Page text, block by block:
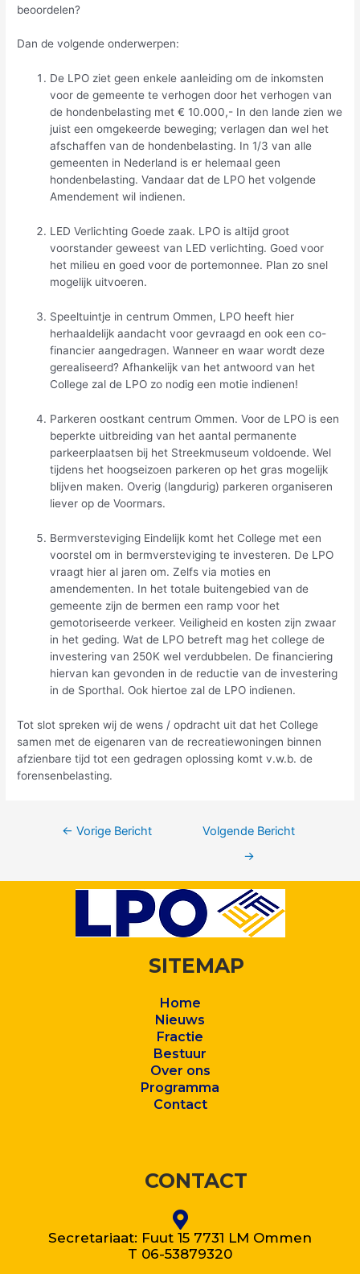
beoordelen?
Dan de volgende onderwerpen:
De LPO ziet geen enkele aanleiding om de inkomsten
voor de gemeente te verhogen door het verhogen van
de hondenbelasting met € 10.000,- In den lande zien we
juist een omgekeerde beweging; verlagen dan wel het
afschaffen van de hondenbelasting. In 1/3 van alle
gemeenten in Nederland is er helemaal geen
hondenbelasting. Vandaar dat de LPO het volgende
Amendement wil indienen.
LED Verlichting Goede zaak. LPO is altijd groot
voorstander geweest van LED verlichting. Goed voor
het milieu en goed voor de portemonnee. Plan zo snel
mogelijk uitvoeren.
Speeltuintje in centrum Ommen, LPO heeft hier
herhaaldelijk aandacht voor gevraagd en ook een co-
financier aangedragen. Wanneer en waar wordt deze
gerealiseerd? Afhankelijk van het antwoord van het
College zal de LPO zo nodig een motie indienen!
Parkeren oostkant centrum Ommen. Voor de LPO is een
beperkte uitbreiding van het aantal permanente
parkeerplaatsen bij het Streekmuseum voldoende. Wel
tijdens het hoogseizoen parkeren op het gras mogelijk
blijven maken. Overig (langdurig) parkeren organiseren
liever op de Voormars.
Bermversteviging Eindelijk komt het College met een
voorstel om in bermversteviging te investeren. De LPO
vraagt hier al jaren om. Zelfs via moties en
amendementen. In het totale buitengebied van de
gemeente zijn de bermen een ramp voor het
gemotoriseerde verkeer. Veiligheid en kosten zijn zwaar
in het geding. Wat de LPO betreft mag het college de
investering van 250K wel verdubbelen. De financiering
hiervan kan gevonden in de reductie van de investering
in de Sporthal. Ook hiertoe zal de LPO indienen.
Tot slot spreken wij de wens / opdracht uit dat het College
samen met de eigenaren van de recreatiewoningen binnen
afzienbare tijd tot een gedragen oplossing komt v.w.b. de
forensenbelasting.
← Vorige Bericht
Volgende Bericht
→
SITEMAP
Home
Nieuws
Fractie
Bestuur
Over ons
Programma
Contact
CONTACT
Secretariaat: Fuut 15 7731 LM Ommen
T 06-53879320